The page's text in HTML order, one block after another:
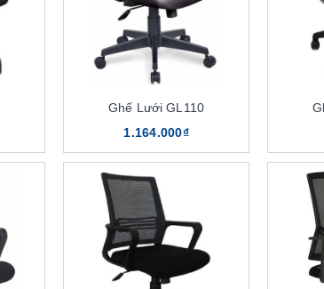
Ghế Lưới GL110
1.164.000₫